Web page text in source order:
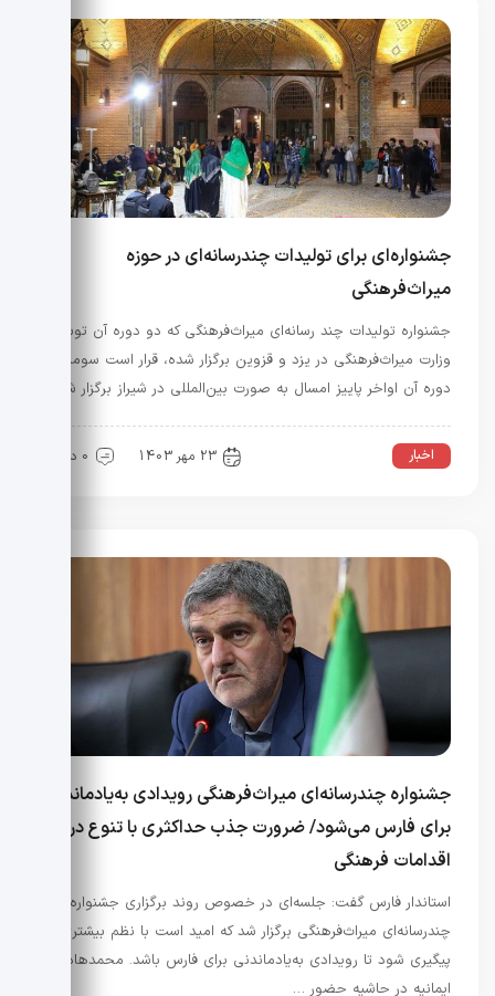
جشنواره‌ای برای تولیدات چندرسانه‌ای در حوزه
میراث‌فرهنگی
جشنواره تولیدات چند رسانه‌ای میراث‌فرهنگی که دو دوره آن توسط
وزارت میراث‌فرهنگی در یزد و قزوین برگزار شده، قرار است سومین
دوره آن اواخر پاییز امسال به صورت بین‌المللی در شیراز برگزار شود.
اخبار 23 مهر 1403 0 دیدگاه
جشنواره چندرسانه‌ای میراث‌فرهنگی رویدادی به‌یادماندنی
برای فارس می‌شود/ ضرورت جذب حداکثری با تنوع در
اقدامات فرهنگی
استاندار فارس گفت: جلسه‌ای در خصوص روند برگزاری جشنواره
چندرسانه‌ای میراث‌فرهنگی برگزار شد که امید است با نظم بیشتری
پیگیری شود تا رویدادی به‌یادماندنی برای فارس باشد. محمدهادی
ایمانیه در حاشیه حضور …